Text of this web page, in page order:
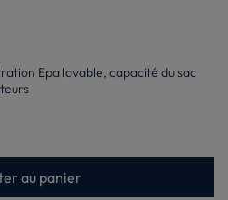
Epa lavable, capacité du sac
au panier